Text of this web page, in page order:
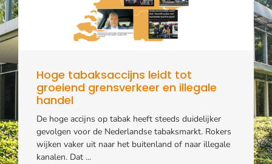
Hoge tabaksaccijns leidt tot
groeiend grensverkeer en illegale
handel
De hoge accijns op tabak heeft steeds duidelijker
gevolgen voor de Nederlandse tabaksmarkt. Rokers
wijken vaker uit naar het buitenland of naar illegale
kanalen. Dat ...